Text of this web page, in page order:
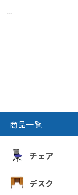
商品一覧
チェア
デスク